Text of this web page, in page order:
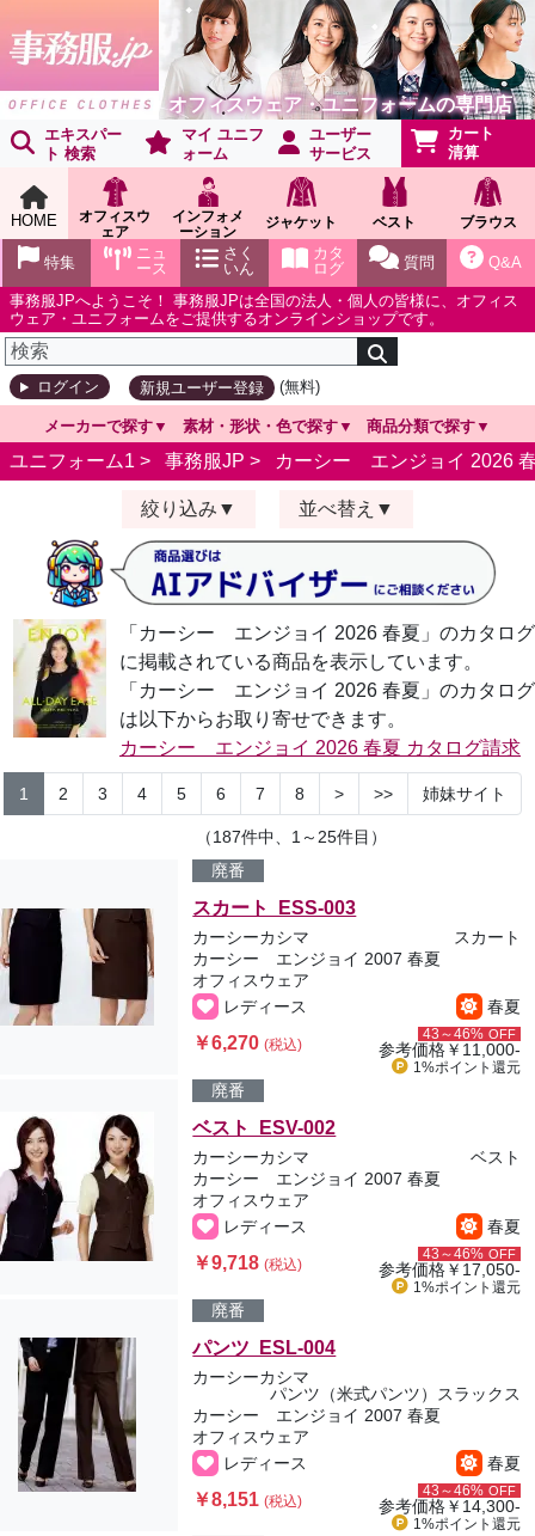
オフィスウェア・ユニフォームの専門店
エキスパー
ト 検索
マイ ユニフ
ォーム
ユーザー
サービス
カート
清算
HOME
オフィスウ
ェア
インフォメ
ーション
ショールー
ム
ジャケット ベスト ブラウス
Q&A
質問
カタ
ログ
さく
いん
ニュ
ース
特集
事務服JPへようこそ！ 事務服JPは全国の法人・個人の皆様に、オフィス
ウェア・ユニフォームをご提供するオンラインショップです。
ログイン 新規ユーザー登録 (無料)
メーカーで探す 素材・形状・色で探す 商品分類で探す
ユニフォーム1 > 事務服JP > カーシー エンジョイ 2026
絞り込み 並べ替え
「カーシー エンジョイ 2026 春夏」のカタログ
に掲載されている商品を表示しています。
「カーシー エンジョイ 2026 春夏」のカタログ
は以下からお取り寄せできます。
カーシー エンジョイ 2026 春夏 カタログ請求
1 2 3 4 5 6 7 8 > >> 姉妹サイト
（187件中、1～25件目）
廃番
スカート ESS-003
カーシーカシマ
スカート
カーシー エンジョイ 2007 春夏
オフィスウェア
レディース
春夏
￥6,270(税込)
43～46% OFF
参考価格￥11,000-
1%ポイント 還元
廃番
ベスト ESV-002
カーシーカシマ
ベスト
カーシー エンジョイ 2007 春夏
オフィスウェア
レディース
春夏
￥9,718(税込)
43～46% OFF
参考価格￥17,050-
1%ポイント 還元
廃番
パンツ ESL-004
カーシーカシマ
パンツ（米式パンツ）スラックス
カーシー エンジョイ 2007 春夏
オフィスウェア
レディース
春夏
￥8,151(税込)
43～46% OFF
参考価格￥14,300-
1%ポイント 還元